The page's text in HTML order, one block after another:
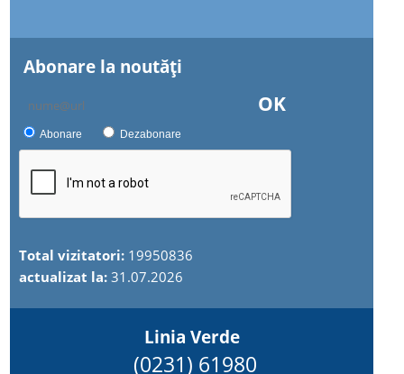
Abonare la noutăţi
OK
Abonare Dezabonare
Total vizitatori: 19950836
actualizat la:31.07.2026
Linia Verde
(0231) 61980